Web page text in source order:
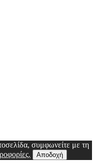
συμφωνείτε με τη
Αποδοχή